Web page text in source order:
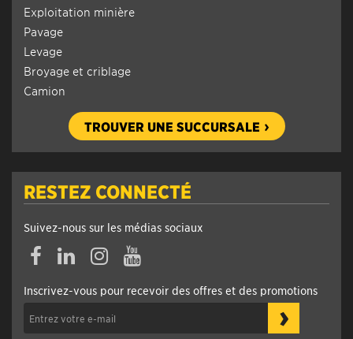
Exploitation minière
Pavage
Levage
Broyage et criblage
Camion
TROUVER UNE SUCCURSALE
RESTEZ CONNECTÉ
Suivez-nous sur les médias sociaux
FacebookLinkedinInstagramYouTube
Inscrivez-vous pour recevoir des offres et des promotions
›